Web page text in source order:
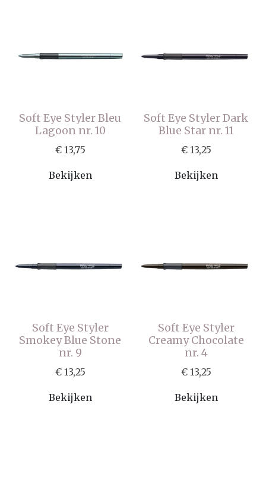
Soft Eye Styler Bleu
Lagoon nr. 10
€ 13,75
Bekijken
Soft Eye Styler Dark
Blue Star nr. 11
€ 13,25
Bekijken
Soft Eye Styler
Smokey Blue Stone
nr. 9
€ 13,25
Bekijken
Soft Eye Styler
Creamy Chocolate
nr. 4
€ 13,25
Bekijken